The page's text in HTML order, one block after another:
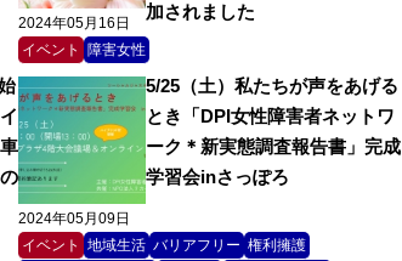
2024年05月16日
加されました
イベント 障害女性
2024年05月09日
5/25（土）私たちが声をあげる
とき「DPI女性障害者ネットワ
ーク＊新実態調査報告書」完成
学習会inさっぽろ
イベント 地域生活 バリアフリー 権利擁護